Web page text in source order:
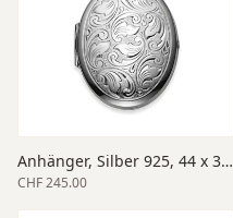
Anhänger, Silber 925, 44 x 34 mm Grösse, matt/poliert
CHF 245.00